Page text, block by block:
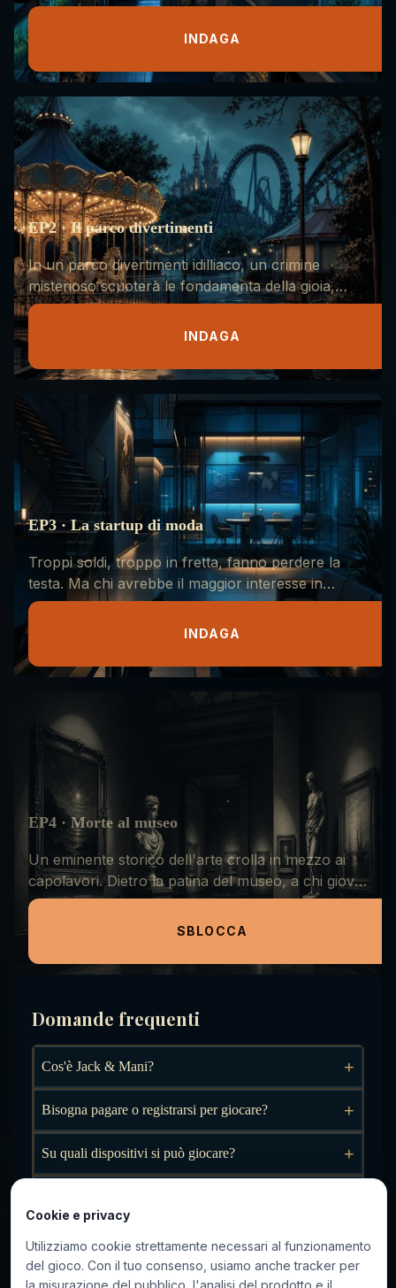
lavorava. Chi avrebbe potuto voler fargli del
INDAGA
EP2 · Il parco divertimenti
In un parco divertimenti idilliaco, un crimine
misterioso scuoterà le fondamenta della gioia,
rivelando i segreti oscuri nascosti sotto le
INDAGA
EP3 · La startup di moda
Troppi soldi, troppo in fretta, fanno perdere la
testa. Ma chi avrebbe il maggior interesse in
questo crimine?
INDAGA
EP4 · Morte al museo
Un eminente storico dell'arte crolla in mezzo ai
capolavori. Dietro la patina del museo, a chi giova
davvero questo crimine?
SBLOCCA
Domande frequenti
Cos'è Jack & Mani? +
Bisogna pagare o registrarsi per giocare? +
Su quali dispositivi si può giocare? +
Quanto dura un'indagine? +
Si può giocare in famiglia o tra amici?
Cookie e privacy
Utilizziamo cookie strettamente necessari al funzionamento
del gioco. Con il tuo consenso, usiamo anche tracker per
la misurazione del pubblico, l'analisi del prodotto e il